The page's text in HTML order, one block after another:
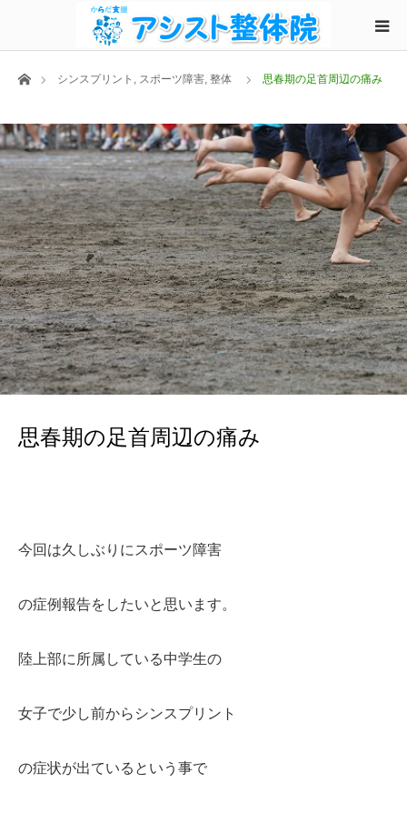
ホームシンスプリント , スポーツ障害, 整体 思春期の足首周辺の痛み
思春期の足首周辺の痛み
今回は久しぶりにスポーツ障害
の症例報告をしたいと思います。
陸上部に所属している中学生の
女子で少し前から シンスプリント
の症状が出ている という事で